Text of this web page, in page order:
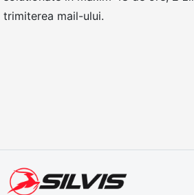
trimiterea mail-ului.